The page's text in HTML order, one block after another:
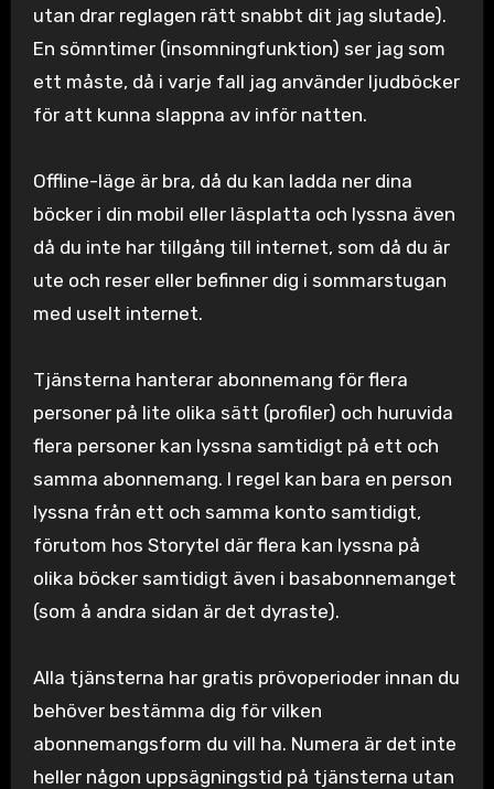
utan drar reglagen rätt snabbt dit jag slutade).
En sömntimer (insomningfunktion) ser jag som
ett måste, då i varje fall jag använder ljudböcker
för att kunna slappna av inför natten.
Offline-läge är bra, då du kan ladda ner dina
böcker i din mobil eller läsplatta och lyssna även
då du inte har tillgång till internet, som då du är
ute och reser eller befinner dig i sommarstugan
med uselt internet.
Tjänsterna hanterar abonnemang för flera
personer på lite olika sätt (profiler) och huruvida
flera personer kan lyssna samtidigt på ett och
samma abonnemang. I regel kan bara en person
lyssna från ett och samma konto samtidigt,
förutom hos Storytel där flera kan lyssna på
olika böcker samtidigt även i basabonnemanget
(som å andra sidan är det dyraste).
Alla tjänsterna har gratis prövoperioder innan du
behöver bestämma dig för vilken
abonnemangsform du vill ha. Numera är det inte
heller någon uppsägningstid på tjänsterna utan